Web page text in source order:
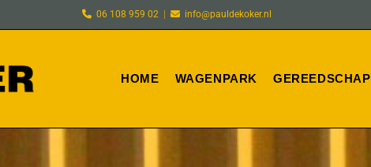
06 108 959 02 info@pauldekoker.nl
HOME WAGENPARK GEREEDSCHAP